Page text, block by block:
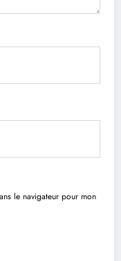
le navigateur pour mon